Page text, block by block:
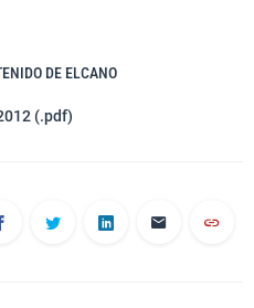
DE ELCANO
(.pdf)